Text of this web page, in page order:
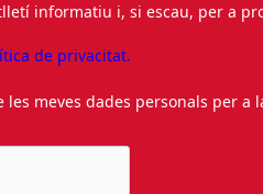
informatiu i, si escau, per a
de privacitat.
les meves dades personals per